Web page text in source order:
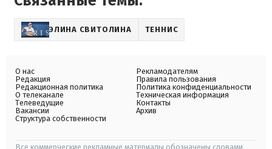
ЭЛИНА СВИТОЛИНА ТЕННИС
О нас
Редакция
Редакционная политика
О телеканале
Телеведущие
Вакансии
Структура собственности
Рекламодателям
Правила пользования
Политика конфиденциальности
Техническая информация
Контакты
Архив
Все коммерческие рекламные материалы обозначены словами